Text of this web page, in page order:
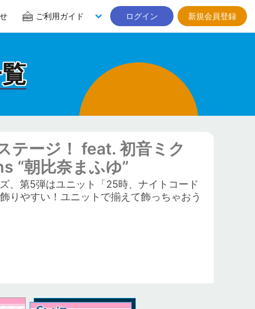
ご利用ガイド ログイン 新規会員登録
テージ！ feat. 初音ミク
“朝比奈まふゆ”
、第5弾はユニット「25時、ナイトコード
りやすい！ユニットで揃えて飾っちゃおう